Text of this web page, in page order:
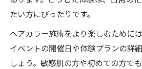
たい方にぴったりです。
ヘアカラー施術をより楽しむために
イベントの開催日や体験プランの詳
しょう。敏感肌の方や初めての方で